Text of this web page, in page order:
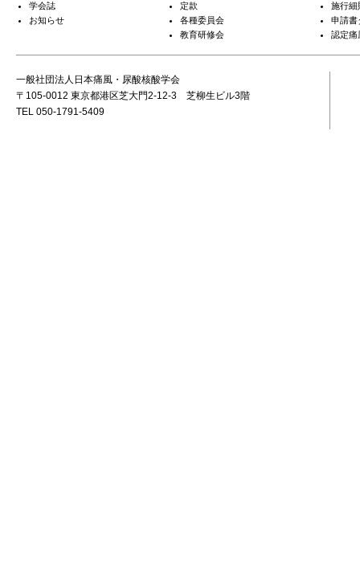
学会誌
お知らせ
定款
各種委員会
教育研修会
施行細
申請書
認定痛
一般社団法人日本痛風・尿酸核酸学会
〒105-0012 東京都港区芝大門2-12-3 芝柳生ビル3階
TEL 050-1791-5409